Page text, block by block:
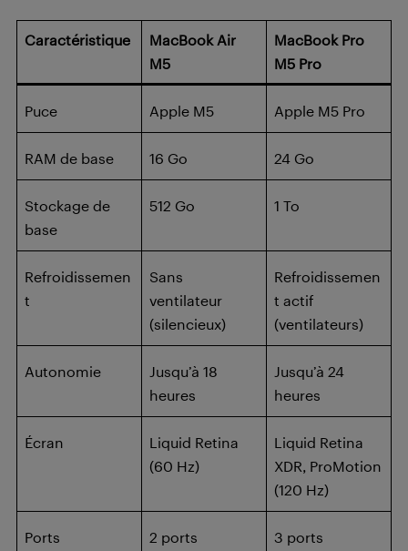
Caractéristique
MacBook Air
M5
MacBook Pro
M5 Pro
Puce Apple M5 Apple M5 Pro
RAM de base 16 Go 24 Go
Stockage de
base
512 Go 1 To
Refroidissemen
t
Sans
ventilateur
(silencieux)
Refroidissemen
t actif
(ventilateurs)
Autonomie
Jusqu’à 18
heures
Jusqu’à 24
heures
Écran
Liquid Retina
(60 Hz)
Liquid Retina
XDR, ProMotion
(120 Hz)
Ports
2 ports
3 ports